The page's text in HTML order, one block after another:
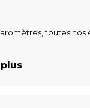
toutes nos